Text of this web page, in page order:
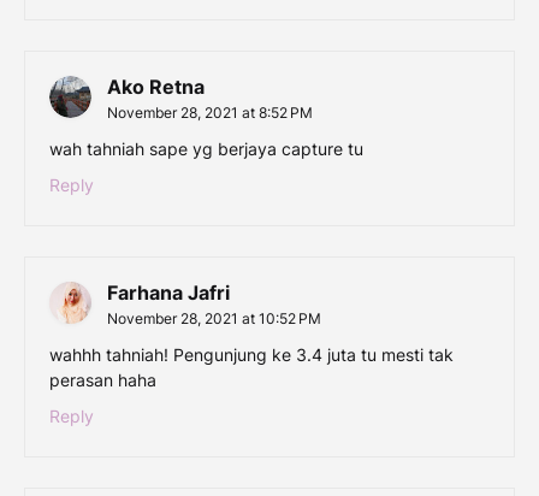
Ako Retna
November 28, 2021 at 8:52 PM
wah tahniah sape yg berjaya capture tu
Reply
Farhana Jafri
November 28, 2021 at 10:52 PM
wahhh tahniah! Pengunjung ke 3.4 juta tu mesti tak
perasan haha
Reply